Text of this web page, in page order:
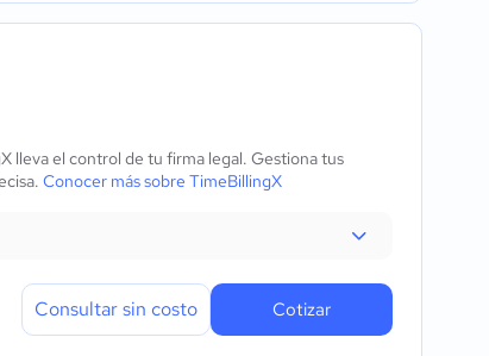
lleva el control de tu firma legal. Gestiona tus
Conocer más sobre TimeBillingX
Consultar sin costo Cotizar